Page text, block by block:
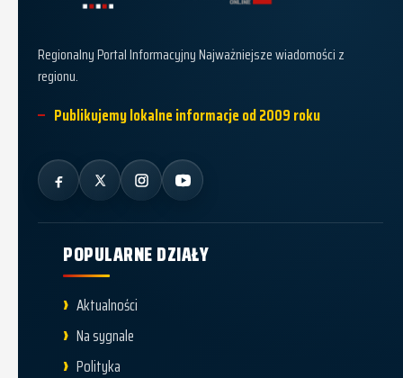
Regionalny Portal Informacyjny Najważniejsze wiadomości z
regionu.
Publikujemy lokalne informacje od 2009 roku
POPULARNE DZIAŁY
Aktualności
Na sygnale
Polityka